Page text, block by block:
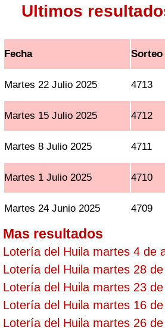
Ultimos
Fecha Sorteo
Martes 22 Julio 2025 4713
Martes 15 Julio 2025 4712
Martes 8 Julio 2025 4711
Martes 1 Julio 2025 4710
Martes 24 Junio 2025 4709
Mas resultados
Lotería del Huila martes 4 de
Lotería del Huila martes 28
Lotería del Huila martes 23
Lotería del Huila martes 16
Lotería del Huila martes 26